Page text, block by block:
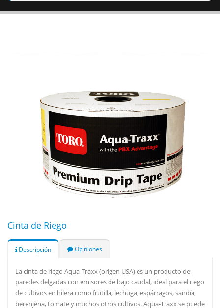
Cinta de Riego
Descripción Opiniones
La cinta de riego Aqua-Traxx (origen USA) es un producto de
paredes delgadas con emisores de bajo caudal, ideal para el riego
de cultivos en hilera como frutilla, lechuga, espárragos, sandía,
berenjena, tomate y muchos otros cultivos. Aqua-Traxx se puede